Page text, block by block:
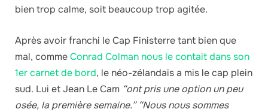
bien trop calme, soit beaucoup trop agitée.
Après avoir franchi le Cap Finisterre tant bien que
mal, commeConrad Colman nous le contait dans son
1er carnet de bord, le néo-zélandais a mis le cap plein
sud. Lui et Jean Le Cam “ont pris une option un peu
osée, la première semaine.” “Nous nous sommes